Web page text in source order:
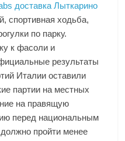
доставка Лыткарино
спортивная ходьба,
по парку.
к фасоли и
результаты
Италии оставили
партии на местных
на правящую
перед национальным
пройти менее